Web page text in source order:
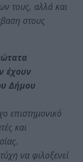
τους, αλλά και
στους
έχουν
Δήμου
επιστημονικό
και
να φιλοξενεί